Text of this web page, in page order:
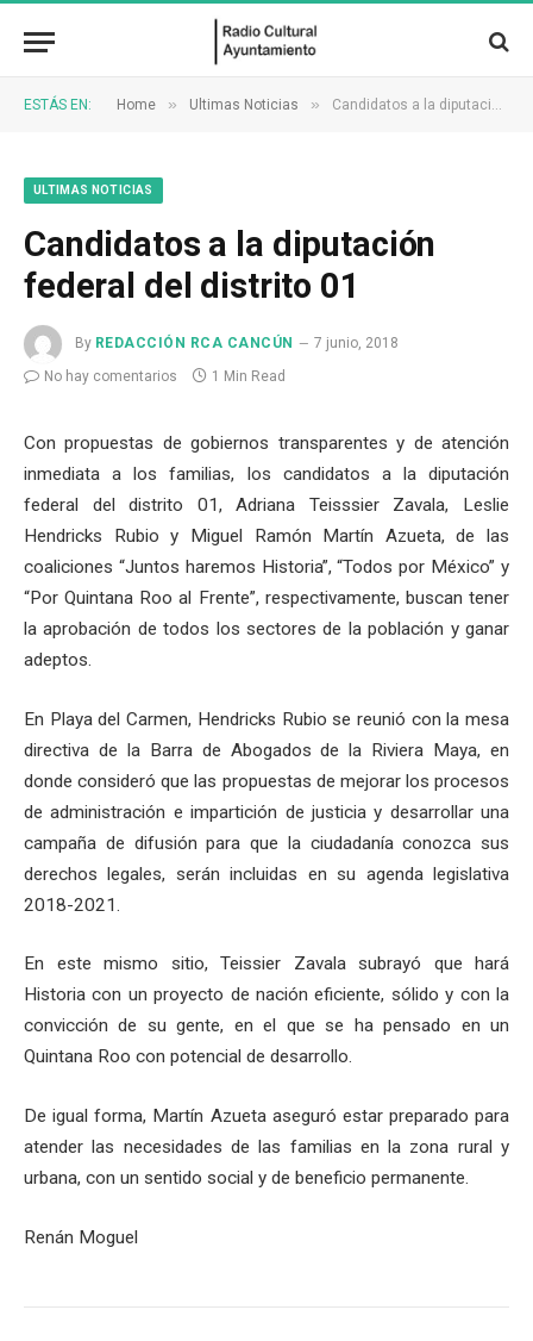
ESTÁS EN: Home » Ultimas Noticias » Candidatos a la diputación federal del distrito 01
ULTIMAS NOTICIAS
Candidatos a la diputación
federal del distrito 01
By REDACCIÓN RCA CANCÚN
7 junio, 2018
No hay comentarios
1 Min Read
Con propuestas de gobiernos transparentes y de atención
inmediata a los familias, los candidatos a la diputación
federal del distrito 01, Adriana Teisssier Zavala, Leslie
Hendricks Rubio y Miguel Ramón Martín Azueta, de las
coaliciones “Juntos haremos Historia”, “Todos por México” y
“Por Quintana Roo al Frente”, respectivamente, buscan tener
la aprobación de todos los sectores de la población y ganar
adeptos.
En Playa del Carmen, Hendricks Rubio se reunió con la mesa
directiva de la Barra de Abogados de la Riviera Maya, en
donde consideró que las propuestas de mejorar los procesos
de administración e impartición de justicia y desarrollar una
campaña de difusión para que la ciudadanía conozca sus
derechos legales, serán incluidas en su agenda legislativa
2018-2021.
En este mismo sitio, Teissier Zavala subrayó que hará
Historia con un proyecto de nación eficiente, sólido y con la
convicción de su gente, en el que se ha pensado en un
Quintana Roo con potencial de desarrollo.
De igual forma, Martín Azueta aseguró estar preparado para
atender las necesidades de las familias en la zona rural y
urbana, con un sentido social y de beneficio permanente.
Renán Moguel